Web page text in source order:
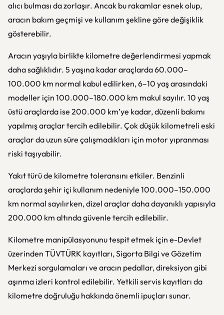
alıcı bulması da zorlaşır. Ancak bu rakamlar esnek olup,
aracın bakım geçmişi ve kullanım şekline göre değişiklik
gösterebilir.
Aracın yaşıyla birlikte kilometre değerlendirmesi yapmak
daha sağlıklıdır. 5 yaşına kadar araçlarda 60.000–
100.000 km normal kabul edilirken, 6–10 yaş arasındaki
modeller için 100.000–180.000 km makul sayılır. 10 yaş
üstü araçlarda ise 200.000 km’ye kadar, düzenli bakımı
yapılmış araçlar tercih edilebilir. Çok düşük kilometreli eski
araçlar da uzun süre çalışmadıkları için motor yıpranması
riski taşıyabilir.
Yakıt türü de kilometre toleransını etkiler. Benzinli
araçlarda şehir içi kullanım nedeniyle 100.000–150.000
km normal sayılırken, dizel araçlar daha dayanıklı yapısıyla
200.000 km altında güvenle tercih edilebilir.
Kilometre manipülasyonunu tespit etmek için e-Devlet
üzerinden TÜVTÜRK kayıtları, Sigorta Bilgi ve Gözetim
Merkezi sorgulamaları ve aracın pedallar, direksiyon gibi
aşınma izleri kontrol edilebilir. Yetkili servis kayıtları da
kilometre doğruluğu hakkında önemli ipuçları sunar.